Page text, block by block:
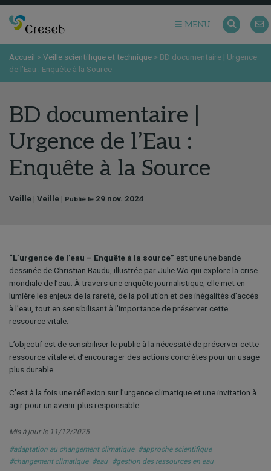
MENU
Accueil >Veille scientifique et technique > BD documentaire | Urgence
de l’Eau : Enquête à la Source
BD documentaire |
Urgence de l’Eau :
Enquête à la Source
Veille | Veille | Publié le 29 nov. 2024
“L’urgence de l’eau – Enquête à la source” est une une bande
dessinée de Christian Baudu, illustrée par Julie Wo qui explore la crise
mondiale de l’eau. À travers une enquête journalistique, elle met en
lumière les enjeux de la rareté, de la pollution et des inégalités d’accès
à l’eau, tout en sensibilisant à l’importance de préserver cette
ressource vitale.
L’objectif est de sensibiliser le public à la nécessité de préserver cette
ressource vitale et d’encourager des actions concrètes pour un usage
plus durable.
C’est à la fois une réflexion sur l’urgence climatique et une invitation à
agir pour un avenir plus responsable.
Mis à jour le 11/12/2025
#adaptation au changement climatique #approche scientifique
#changement climatique #eau #gestion des ressources en eau